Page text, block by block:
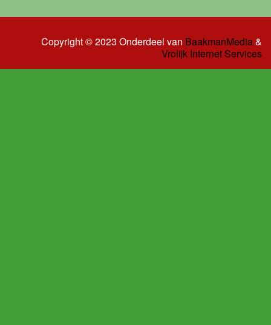
Copyright © 2023 Onderdeel van BaakmanMedia&
Vrolijk Internet Services